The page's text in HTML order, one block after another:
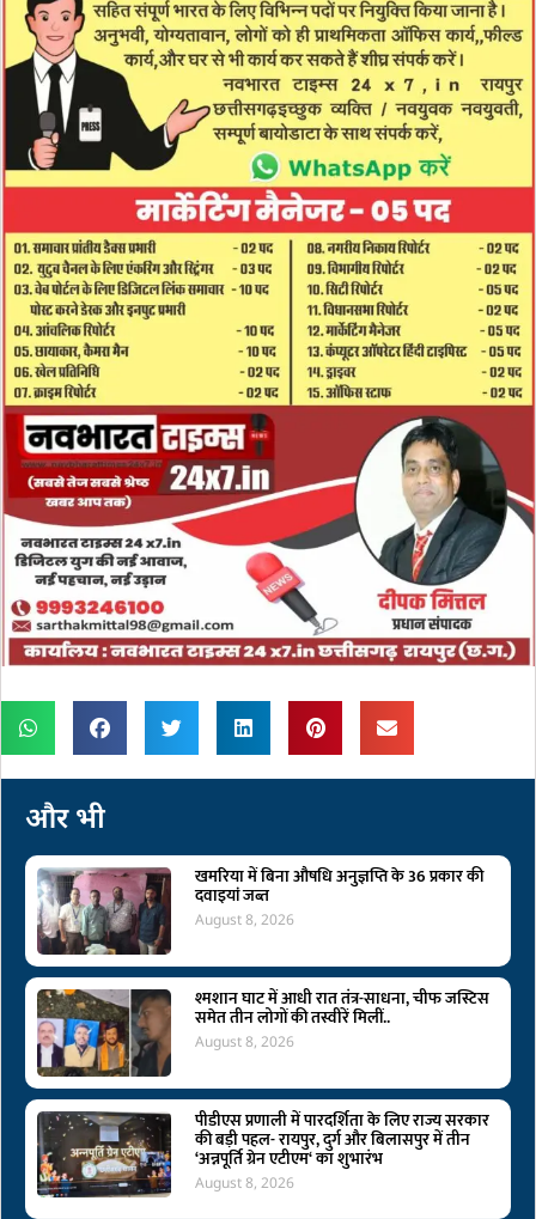
और भी
खमरिया में बिना औषधि अनुज्ञप्ति के 36 प्रकार की
दवाइयां जब्त
August 8, 2026
श्मशान घाट में आधी रात तंत्र-साधना, चीफ जस्टिस
समेत तीन लोगों की तस्वीरें मिलीं..
August 8, 2026
पीडीएस प्रणाली में पारदर्शिता के लिए राज्य सरकार
की बड़ी पहल- रायपुर, दुर्ग और बिलासपुर में तीन
‘अन्नपूर्ति ग्रेन एटीएम‘ का शुभारंभ
August 8, 2026